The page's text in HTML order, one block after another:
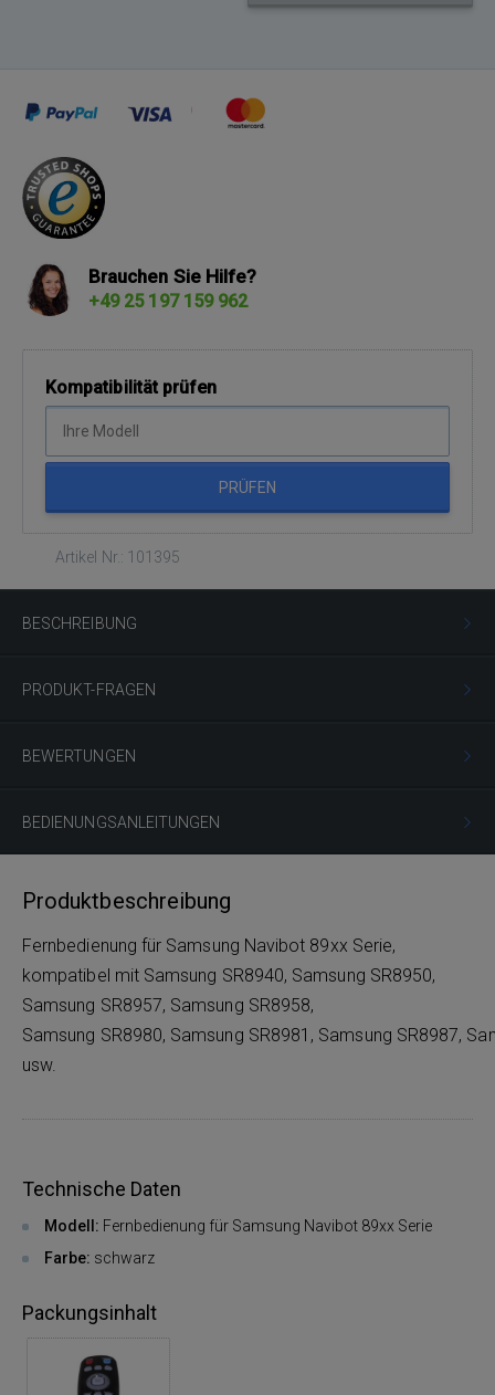
Brauchen Sie Hilfe?
+49 25 197 159 962
Kompatibilität prüfen
PRÜFEN
Artikel Nr.: 101395
BESCHREIBUNG
PRODUKT-FRAGEN
BEWERTUNGEN
BEDIENUNGSANLEITUNGEN
Produktbeschreibung
Fernbedienung für Samsung Navibot 89xx Serie,
kompatibel mit Samsung SR8940, Samsung SR8950,
Samsung SR8957, Samsung SR8958,
Samsung SR8980, Samsung SR8981, Samsung SR8987,
usw.
Technische Daten
Modell: Fernbedienung für Samsung Navibot 89xx Serie
Farbe: schwarz
Packungsinhalt